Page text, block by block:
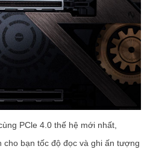
PCle 4.0 thế hệ mới nhất,
cho bạn tốc độ đọc và ghi ấn tượng